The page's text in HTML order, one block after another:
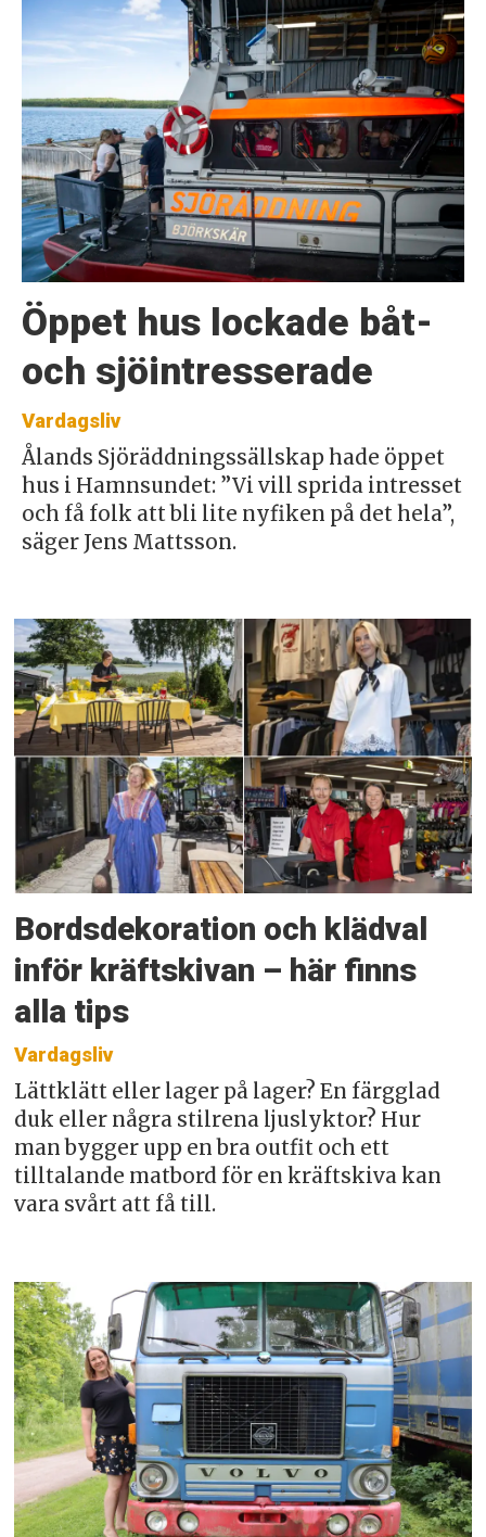
Öppet hus lockade båt-
och sjöintresserade
Vardagsliv
Ålands Sjöräddningssällskap hade öppet
hus i Hamnsundet: ”Vi vill sprida intresset
och få folk att bli lite nyfiken på det hela”,
säger Jens Mattsson.
Bordsdekoration och klädval
inför kräftskivan – här finns
alla tips
Vardagsliv
Lättklätt eller lager på lager? En färgglad
duk eller några stilrena ljuslyktor? Hur
man bygger upp en bra outfit och ett
tilltalande matbord för en kräftskiva kan
vara svårt att få till.